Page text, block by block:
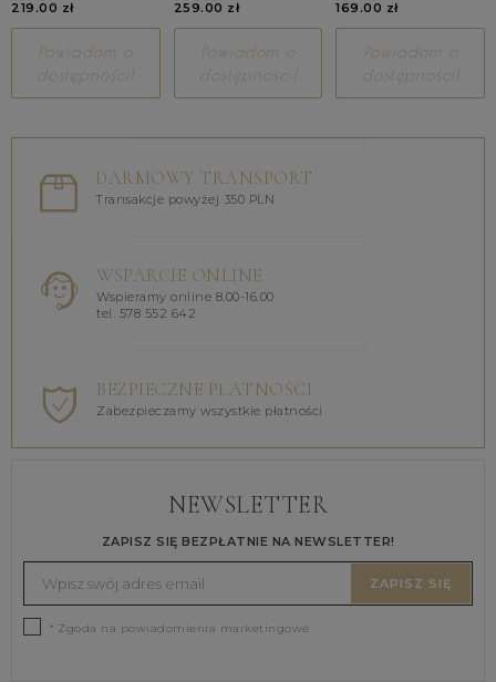
219.00 zł
Powiadom o
dostępności!
259.00 zł
Powiadom o
dostępności!
169.00 zł
Powiadom o
dostępności!
DARMOWY TRANSPORT
Transakcje powyżej 350 PLN
WSPARCIE ONLINE
Wspieramy online 8.00-16.00
tel. 578 552 642
BEZPIECZNE PŁATNOŚCI
Zabezpieczamy wszystkie płatności
NEWSLETTER
ZAPISZ SIĘ BEZPŁATNIE NA NEWSLETTER!
ZAPISZ SIĘ
* Zgoda na powiadomienia marketingowe